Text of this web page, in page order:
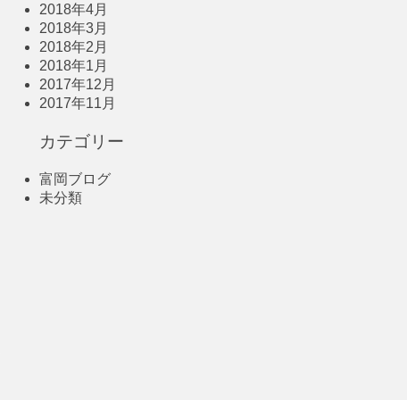
2018年4月
2018年3月
2018年2月
2018年1月
2017年12月
2017年11月
カテゴリー
富岡ブログ
未分類